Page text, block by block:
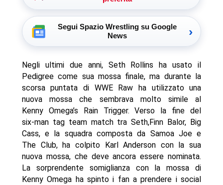
Segui Spazio Wrestling su Google
News
›
Negli ultimi due anni, Seth Rollins ha usato il
Pedigree come sua mossa finale, ma durante la
scorsa puntata di WWE Raw ha utilizzato una
nuova mossa che sembrava molto simile al
Kenny Omega’s Rain Trigger. Verso la fine del
six-man tag team match tra Seth,Finn Balor, Big
Cass, e la squadra composta da Samoa Joe e
The Club, ha colpito Karl Anderson con la sua
nuova mossa, che deve ancora essere nominata.
La sorprendente somiglianza con la mossa di
Kenny Omega ha spinto i fan a prendere i social